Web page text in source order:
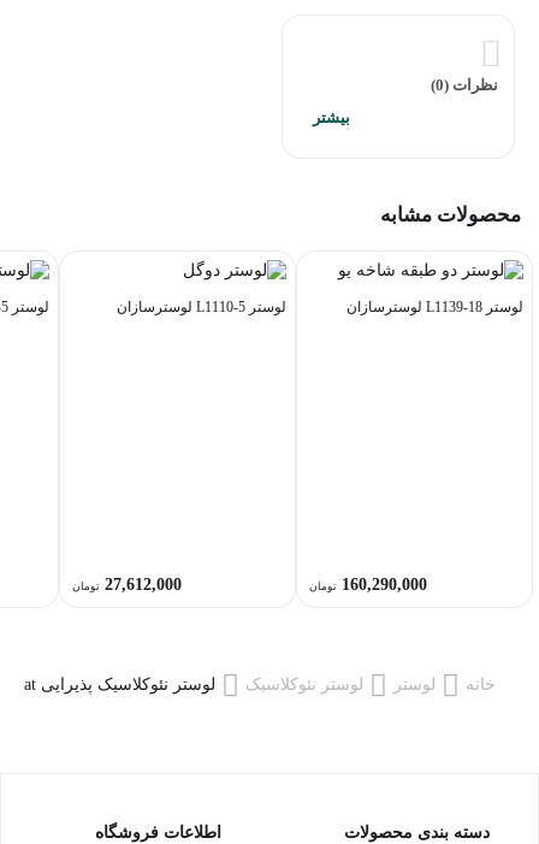
نظرات (0)
محصولات مشابه
لوستر L1139-18 لوسترسازان
160,290,000 تومان
لوستر L1110-5 لوسترسازان
27,612,000 تومان
لوستر L1171-5 لوسترسازان
خانه لوستر لوستر نئوکلاسیک لوستر نئوکلاسیک پذیرایی L1634-6at | رنگ آنتیک طوسی سفید | لوستر ۶ شاخه مینیمال
دسته بندی محصولات اطلاعات فروشگاه